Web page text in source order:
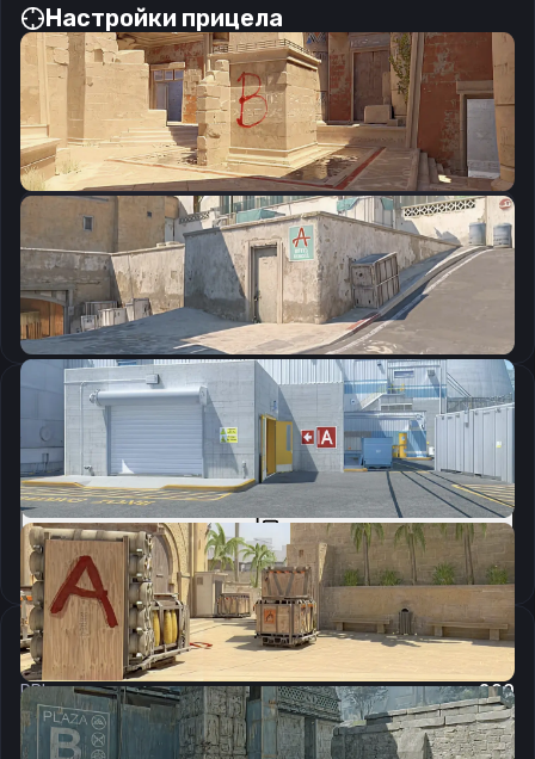
Настройки прицела
CSGO-n3p84-O6xBp-ZjD6V-XDdqB-9RQ3A
Скопировать
Параметры запуска
-freq 240 -novid -console -tickrate 128
Скопировать
Настройки мыши
DPI:
800
Чувствительность мыши в игре:
1.42